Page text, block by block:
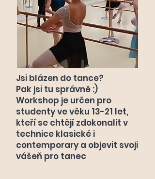
Jsi blázen do tance?
Pak jsi tu správně :)
Workshop je určen pro
studenty ve věku 13-21 let,
kteří se chtějí zdokonalit v
technice klasické i
contemporary a objevit svoji
vášeň pro tanec